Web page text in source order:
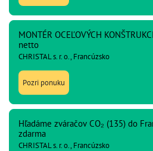
MONTÉR OCEĽOVÝCH
netto
CHRISTAL s. r. o., Francúzsko
Pozri ponuku
Hľadáme zváračov CO₂ (135) do
zdarma
CHRISTAL s. r. o., Francúzsko